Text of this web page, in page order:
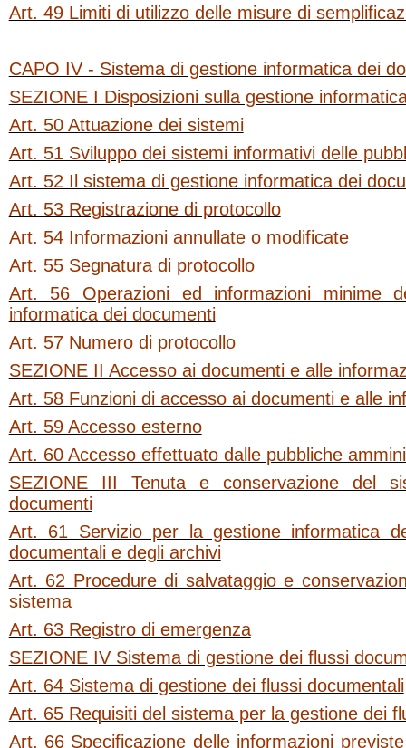
Art. 49 Limiti di utilizzo delle misure di
CAPO IV - Sistema di gestione informatica dei
SEZIONE I Disposizioni sulla gestione
Art. 50 Attuazione dei sistemi
Art. 51 Sviluppo dei sistemi informativi delle
Art. 52 Il sistema di gestione informatica dei
Art. 53 Registrazione di protocollo
Art. 54 Informazioni annullate o modificate
Art. 55 Segnatura di protocollo
Art. 56 Operazioni ed informazioni minime
informatica dei documenti
Art. 57 Numero di protocollo
SEZIONE II Accesso ai documenti e alle
Art. 58 Funzioni di accesso ai documenti e alle
Art. 59 Accesso esterno
Art. 60 Accesso effettuato dalle pubbliche
SEZIONE III Tenuta e conservazione del
documenti
Art. 61 Servizio per la gestione informatica
documentali e degli archivi
Art. 62 Procedure di salvataggio e
sistema
Art. 63 Registro di emergenza
SEZIONE IV Sistema di gestione dei flussi
Art. 64 Sistema di gestione dei flussi documentali
Art. 65 Requisiti del sistema per la gestione dei
Art. 66 Specificazione delle informazioni